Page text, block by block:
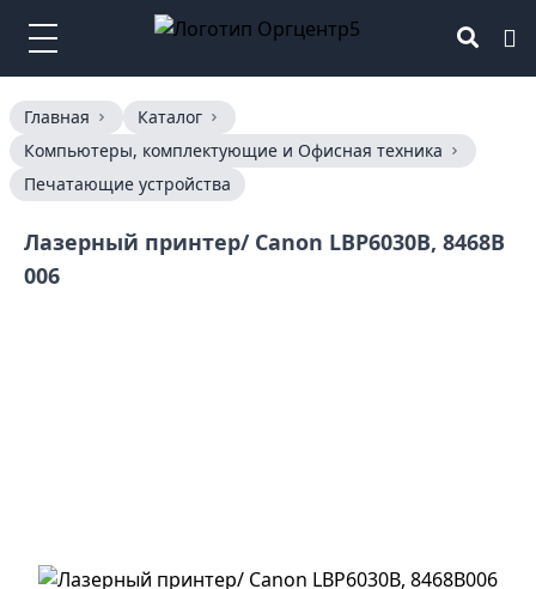
Главная
Каталог
Компьютеры, комплектующие и Офисная техника
Печатающие устройства
Лазерный принтер/ Canon LBP6030B, 8468B
006